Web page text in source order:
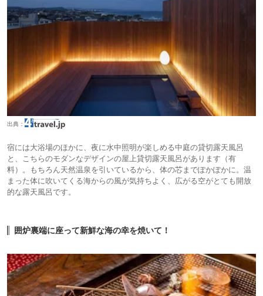
出典：
宿には大浴場のほかに、夜に水中照明が楽しめる中庭の貸切露天風呂
と、こちらのモダンなデザインの屋上貸切露天風呂があります（有
料）。もちろん天然温泉を引いているから、体の芯までぽかぽかに。温
まった体に吹いてくる海からの風が気持ちよく、広がる空がとても開放
的な露天風呂です。
囲炉裏端に座って新鮮な海の幸を焼いて！